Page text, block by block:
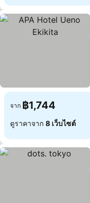
จาก ฿1,744
ดูราคาจาก 8 เว็บไซต์